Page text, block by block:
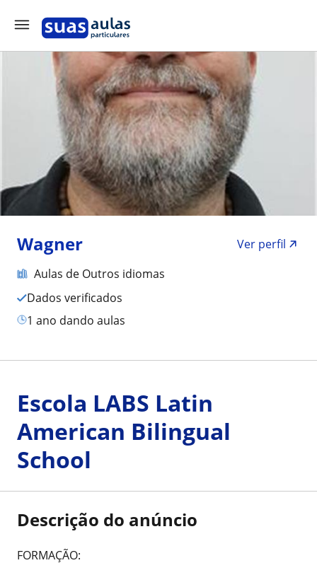
Wagner
Ver perfil
Aulas de Outros idiomas
Dados verificados
1 ano dando aulas
Escola LABS Latin
American Bilingual
School
Descrição do anúncio
FORMAÇÃO: